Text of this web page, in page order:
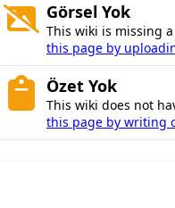
Görsel Yok
This wiki is missing
this page by
Özet Yok
This wiki does not
this page by writing